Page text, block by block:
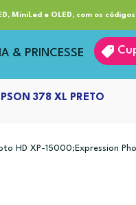
MiniLed e OLED, com os
& PRINCESSE
378 XL PRETO
HD XP-15000;Expression